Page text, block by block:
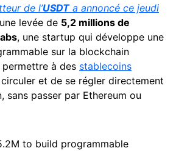
de l’USDTa annoncé ce jeudi
levée de 5,2 millions de
, une startup qui développe une
sur la blockchain
permettre à des stablecoins
circuler et de se régler directement
sans passer par Ethereum ou
to build programmable